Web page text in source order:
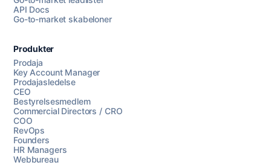
API Docs
Go-to-market skabeloner
Produkter
Prodaja
Key Account Manager
Prodajasledelse
CEO
Bestyrelsesmedlem
Commercial Directors / CRO
COO
RevOps
Founders
HR Managers
Webbureau